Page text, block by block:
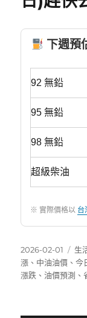
下週預
92 無鉛
95 無鉛
98 無鉛
超級柴油
※ 實際價格以 台
發
佈
日
2026-02-01
分
類
生
漲 、 中油油價 、今
漲跌 、油價預測 、